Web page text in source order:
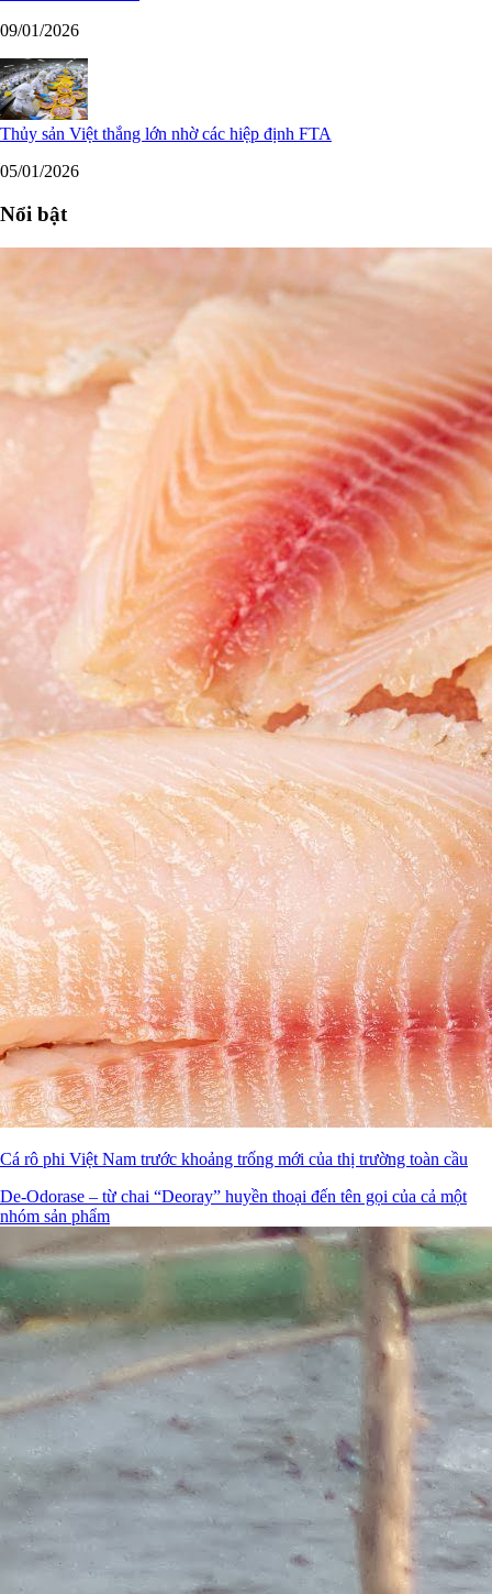
09/01/2026
Thủy sản Việt thắng lớn nhờ các hiệp định FTA
05/01/2026
Nổi bật
Cá rô phi Việt Nam trước khoảng trống mới của thị trường toàn cầu
De-Odorase – từ chai “Deoray” huyền thoại đến tên gọi của cả một
nhóm sản phẩm